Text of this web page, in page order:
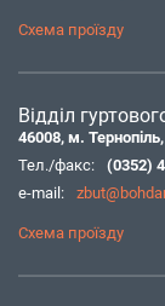
Схема проїзду
Відділ
46008, м.
Тел./факс:
(0352)
e-mail:
Схема проїзду